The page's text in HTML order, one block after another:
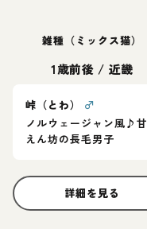
雑種（ミックス猫）
1歳前後 / 近畿
峠（とわ）
♂
ノルウェージャン風♪甘
えん坊の長毛男子
詳細を見る